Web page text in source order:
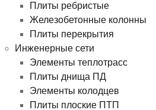
Плиты ребристые
Железобетонные колонны
Плиты перекрытия
Инженерные сети
Элементы теплотрасс
Плиты днища ПД
Элементы колодцев
Плиты плоские ПТП